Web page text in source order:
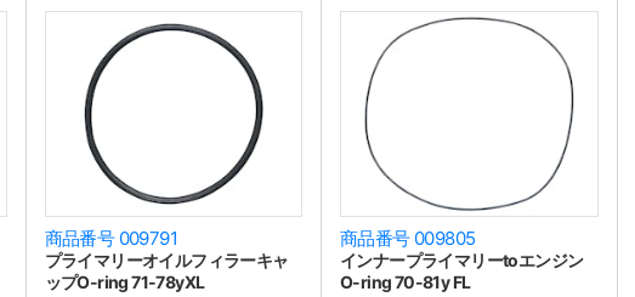
商品番号 009791
プライマリーオイルフィラーキャ
ップO-ring 71-78yXL
商品番号 009805
インナープライマリーtoエンジン
O-ring 70-81y FL